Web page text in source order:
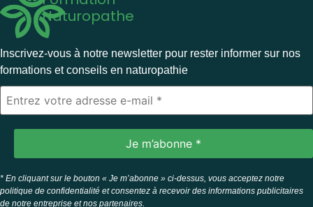
Naturopathe
Inscrivez-vous à notre newsletter pour rester informer sur nos
formations et conseils en naturopathie
* En cliquant sur le bouton « Je m’abonne » ci-dessus, vous acceptez notre
politique de confidentialité et consentez à recevoir des informations publicitaires
de notre entreprise et nos partenaires.